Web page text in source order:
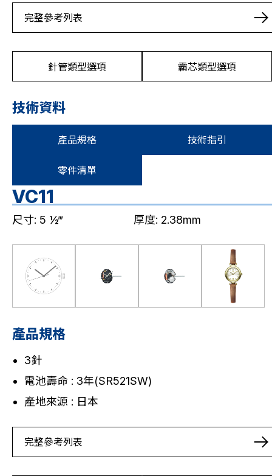
完整參考列表
針管類型選項 霸芯類型選項
技術資料
產品規格 技術指引
零件清單
VC11
尺寸: 5 ½‴ 厚度: 2.38mm
產品規格
3針
電池壽命 : 3年(SR521SW)
產地來源 : 日本
完整參考列表